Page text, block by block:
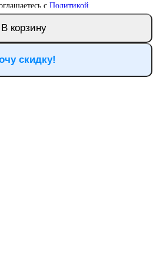
В корзину
скидку!
с Политикой
на обработку персональных